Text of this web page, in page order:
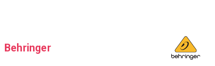
Behringer